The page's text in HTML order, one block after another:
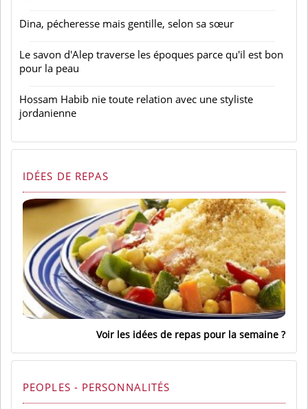
Dina, pécheresse mais gentille, selon sa sœur
Le savon d'Alep traverse les époques parce qu'il est bon
pour la peau
Hossam Habib nie toute relation avec une styliste
jordanienne
IDÉES DE REPAS
Voir les idées de repas pour la semaine
PEOPLES - PERSONNALITÉS